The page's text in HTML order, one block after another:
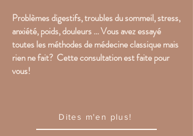
Problèmes digestifs, troubles du sommeil, stress,
anxiété, poids, douleurs ... Vous avez essayé
toutes les méthodes de médecine classique mais
rien ne fait? Cette consultation est faite pour
vous!
Dites m'en plus!